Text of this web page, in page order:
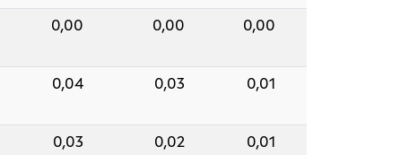
0,00 0,00 0,00
0,04 0,03 0,01
0,03 0,02 0,01